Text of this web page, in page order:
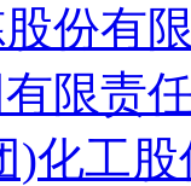
份有
限责
)化工